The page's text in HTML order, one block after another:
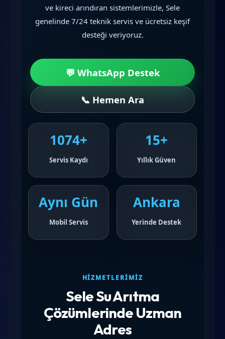
ve kireci arındıran sistemlerimizle, Sele
genelinde 7/24 teknik servis ve ücretsiz keşif
desteği veriyoruz.
💬 WhatsApp Destek
📞 Hemen Ara
1074+
Servis Kaydı
15+
Yıllık Güven
Aynı Gün
Mobil Servis
Ankara
Yerinde Destek
HIZMETLERIMIZ
Sele Su Arıtma
Çözümlerinde Uzman
Adres